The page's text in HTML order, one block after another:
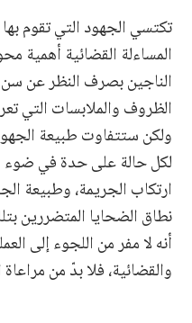
تكتسي الجهود التي تقوم
المساءلة القضائية أهمية
الناجين بصرف النظر عن سن
الظروف والملابسات التي
ولكن ستتفاوت طبيعة
لكل حالة على حدة في ضوء
ارتكاب الجريمة، وطبيعة
نطاق الضحايا المتضررين
أنه لا مفر من اللجوء إلى
والقضائية، فلا بدّ من مراعاة